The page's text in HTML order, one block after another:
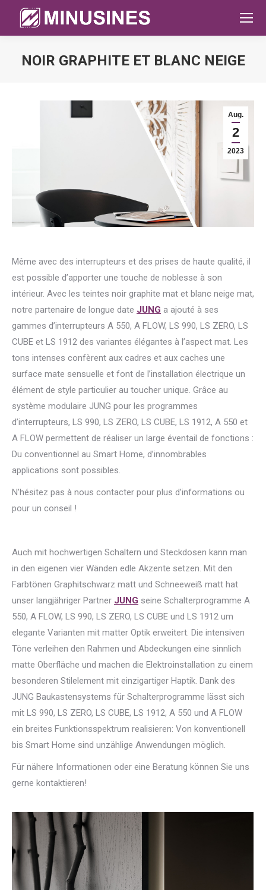
NOIR GRAPHITE ET BLANC NEIGE
Aug.
2
2023
Même avec des interrupteurs et des prises de haute qualité, il
est possible d’apporter une touche de noblesse à son
intérieur. Avec les teintes noir graphite mat et blanc neige mat,
notre partenaire de longue date JUNG a ajouté à ses
gammes d’interrupteurs A 550, A FLOW, LS 990, LS ZERO, LS
CUBE et LS 1912 des variantes élégantes à l’aspect mat. Les
tons intenses confèrent aux cadres et aux caches une
surface mate sensuelle et font de l’installation électrique un
élément de style particulier au toucher unique. Grâce au
système modulaire JUNG pour les programmes
d’interrupteurs, LS 990, LS ZERO, LS CUBE, LS 1912, A 550 et
A FLOW permettent de réaliser un large éventail de fonctions :
Du conventionnel au Smart Home, d’innombrables
applications sont possibles.
N’hésitez pas à nous contacter pour plus d’informations ou
pour un conseil !
Auch mit hochwertigen Schaltern und Steckdosen kann man
in den eigenen vier Wänden edle Akzente setzen. Mit den
Farbtönen Graphitschwarz matt und Schneeweiß matt hat
unser langjähriger Partner JUNG seine Schalterprogramme A
550, A FLOW, LS 990, LS ZERO, LS CUBE und LS 1912 um
elegante Varianten mit matter Optik erweitert. Die intensiven
Töne verleihen den Rahmen und Abdeckungen eine sinnlich
matte Oberfläche und machen die Elektroinstallation zu einem
besonderen Stilelement mit einzigartiger Haptik. Dank des
JUNG Baukastensystems für Schalterprogramme lässt sich
mit LS 990, LS ZERO, LS CUBE, LS 1912, A 550 und A FLOW
ein breites Funktionsspektrum realisieren: Von konventionell
bis Smart Home sind unzählige Anwendungen möglich.
Für nähere Informationen oder eine Beratung können Sie uns
gerne kontaktieren!